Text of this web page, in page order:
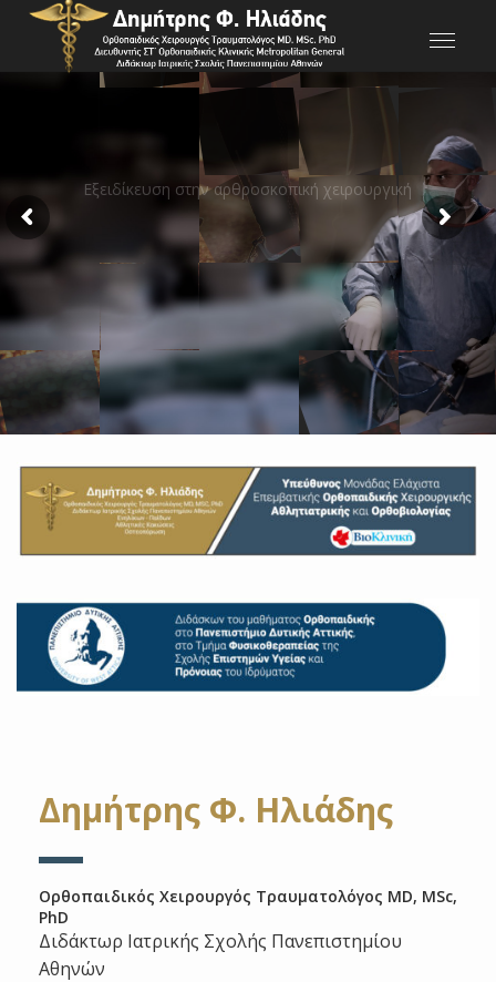
Εξειδίκευση στην αρθροσκοπική χειρουργική
Δημήτρης Φ. Ηλιάδης
Ορθοπαιδικός Χειρουργός Τραυματολόγος MD, MSc,
PhD
Διδάκτωρ Ιατρικής Σχολής Πανεπιστημίου
Αθηνών